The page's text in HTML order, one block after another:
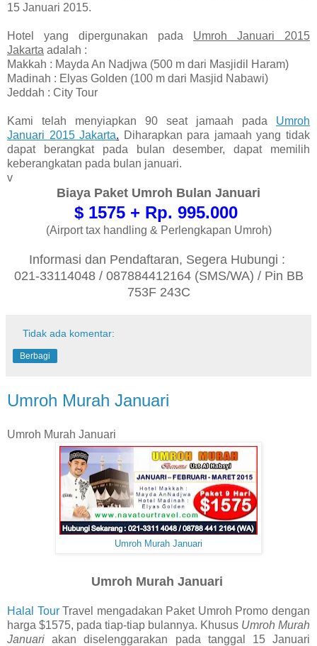
15 Januari 2015.
Hotel yang dipergunakan pada Umroh Januari 2015
Jakarta adalah :
Makkah : Mayda An Nadjwa (500 m dari Masjidil Haram)
Madinah : Elyas Golden (100 m dari Masjid Nabawi)
Jeddah : City Tour
Kami telah menyiapkan 90 seat jamaah pada Umroh
Januari 2015 Jakarta. Diharapkan para jamaah yang tidak
dapat berangkat pada bulan desember, dapat memilih
keberangkatan pada bulan januari.
v
Biaya Paket Umroh Bulan Januari
$ 1575 + Rp. 995.000
(Airport tax handling & Perlengkapan Umroh)
Informasi dan Pendaftaran, Segera Hubungi :
021-33114048 / 087884412164 (SMS/WA) / Pin BB
753F 243C
Tidak ada komentar:
Berbagi
Umroh Murah Januari
Umroh Murah Januari
Umroh Murah Januari
Umroh Murah Januari
Halal TourTravel mengadakan Paket Umroh Promo dengan
harga $1575, pada tiap-tiap bulannya. Khusus Umroh Murah
Januari akan diselenggarakan pada tanggal 15 Januari